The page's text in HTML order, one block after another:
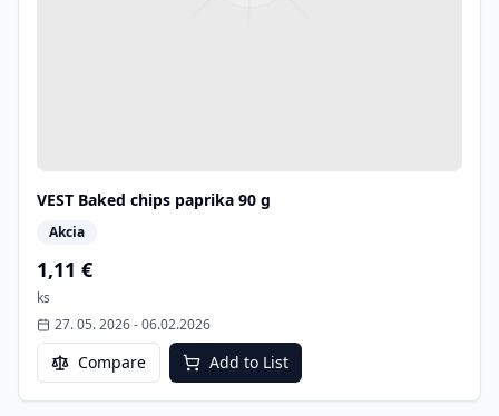
VEST Baked chips paprika 90 g
Akcia
1,11 €
ks
27. 05. 2026-06.02.2026
Compare Add to List